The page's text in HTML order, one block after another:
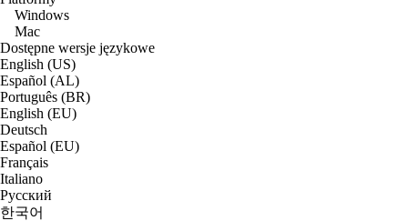
Windows
Mac
Dostępne wersje językowe
English (US)
Español (AL)
Português (BR)
English (EU)
Deutsch
Español (EU)
Français
Italiano
Русский
한국어